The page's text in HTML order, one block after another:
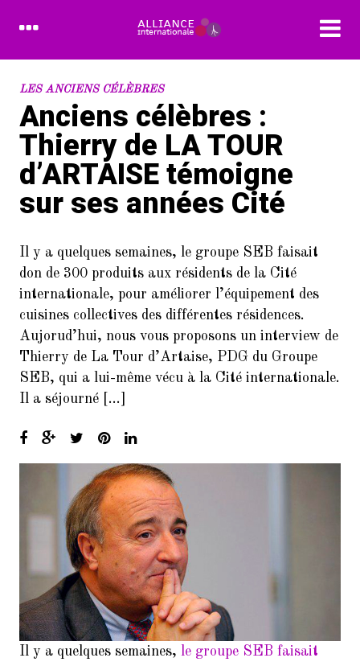
RECENT POSTS
1.
Devenez bénévole à l’Alliance
Internationale
2.
L’Alliance Internationale au
Forum des associations du 14è
arrondissement de Paris
3.
Dans le cadre de la Semaine de la
langue française et de la
Francophonie
4.
14 SEPTEMBRE 2024 PARIS
75014
5.
Forum de rentrée de la Mairie
du 14ème arrondissement
6.
Forum des associations du 06
Inscrivez-vous à la Soirée
Présentation Service des
Relectures 22/02/2017
Concert Exceptionnel en
mémoire de Jean Joinet le 26
janvier 2018 à 19h45 à la Maison
de l’Italie
9.
Balades Parisiennes de l’AI –
Paris et ses Passages couverts
LES ANCIENS CÉLÈBRES
Anciens célèbres :
Thierry de LA TOUR
d’ARTAISE témoigne
sur ses années Cité
Il y a quelques semaines, le groupe SEB faisait
don de 300 produits aux résidents de la Cité
internationale, pour améliorer l’équipement des
cuisines collectives des différentes résidences.
Aujorud’hui, nous vous proposons un interview de
Thierry de La Tour d’Artaise, PDG du Groupe
SEB, qui a lui-même vécu à la Cité internationale.
Il a séjourné […]
Il y a quelques semaines, le groupe SEB faisait